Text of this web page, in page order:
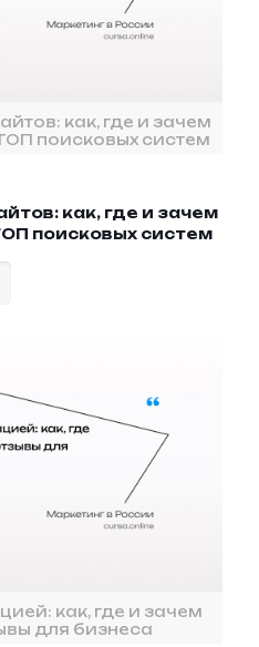
как, где и зачем
поисковых систем
как, где и зачем
поисковых систем
как, где и зачем
для бизнеса